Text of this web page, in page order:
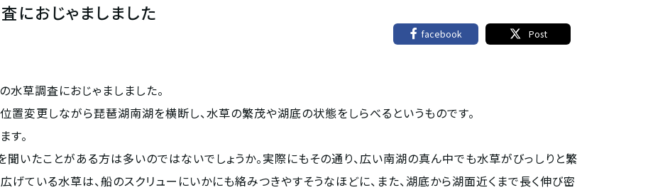
におじゃましました
facebook Post
草調査におじゃましました。
変更しながら琵琶湖南湖を横断し、水草の繁茂や湖底の状態をしらべるというものです。
。
いたことがある方は多いのではないでしょうか。実際にもその通り、広い南湖の真ん中でも水草がびっしりと繁
げている水草は、船のスクリューにいかにも絡みつきやすそうなほどに、また、湖底から湖面近くまで長く伸び密